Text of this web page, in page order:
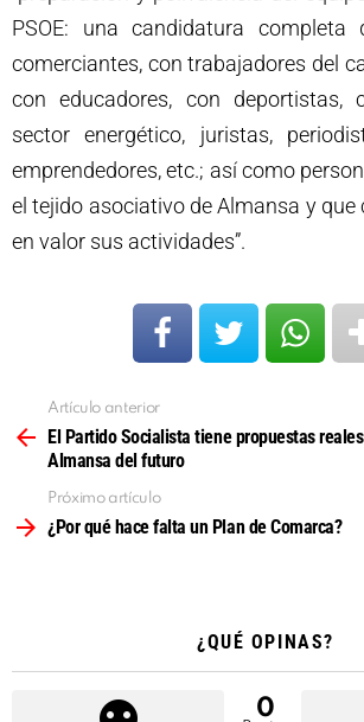
PSOE: una candidatura completa
comerciantes, con trabajadores del
con educadores, con deportistas,
sector energético, juristas,
emprendedores, etc.; así como
el tejido asociativo de Almansa y que
en valor sus actividades”.
más
Artículo anterior
El Partido Socialista tiene propuestas
Almansa del futuro
Próximo artículo
¿Por qué hace falta un Plan de Comarca?
¿QUÉ OPINAS?
0